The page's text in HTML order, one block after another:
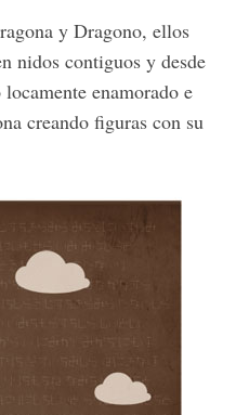
y Dragono, ellos
nidos contiguos y desde
enamorado e
creando figuras con su